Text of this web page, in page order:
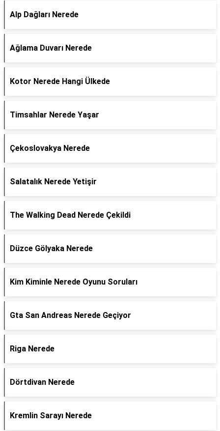
Alp Dağları Nerede
Ağlama Duvarı Nerede
Kotor Nerede Hangi Ülkede
Timsahlar Nerede Yaşar
Çekoslovakya Nerede
Salatalık Nerede Yetişir
The Walking Dead Nerede Çekildi
Düzce Gölyaka Nerede
Kim Kiminle Nerede Oyunu Soruları
Gta San Andreas Nerede Geçiyor
Riga Nerede
Dörtdivan Nerede
Kremlin Sarayı Nerede